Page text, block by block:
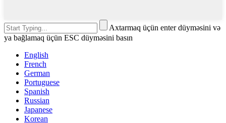
Axtarmaq üçün enter düyməsini və
ya bağlamaq üçün ESC düyməsini basın
English
French
German
Portuguese
Spanish
Russian
Japanese
Korean